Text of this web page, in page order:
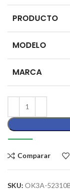
PRODUCTO
MODELO
MARCA
Comparar
SKU: OK3A-